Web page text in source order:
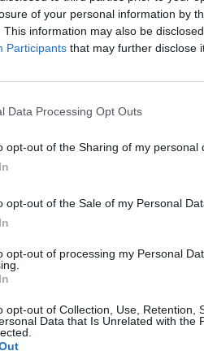
of your personal information by
This information may also be
Participants that may further disclose
Data Processing Opt Outs
opt-out of the Sharing of my personal
opt-out of the Sale of my Personal
opt-out of processing my Personal
opt-out of Collection, Use, Retention,
Data that Is Unrelated with the
La confession peut guérir une
pour vous soulager. Même s’il ne
et juste cela pourra vous aider à vous
partager avec quelqu’un d’autre,
votre conscience ? Dans ce genre
qui vous pèse sur un morceau de
de peur, et les soucis.